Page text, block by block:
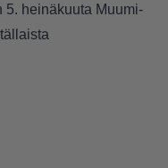
5. heinäkuuta Muumi-